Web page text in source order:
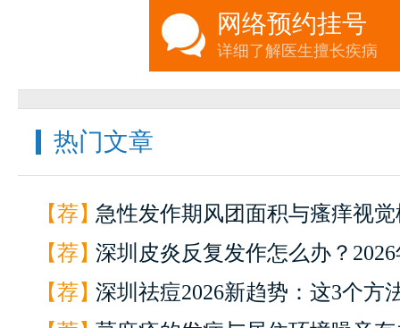
网络预约挂号
详细了解医生擅长疾病
热门文章
【荐】急性发作期风团面积与瘙痒视
是否存在显著相关性？
【荐】深圳皮炎反复发作怎么办？
疗方案来了
【荐】深圳祛痘2026新趋势：这3个方